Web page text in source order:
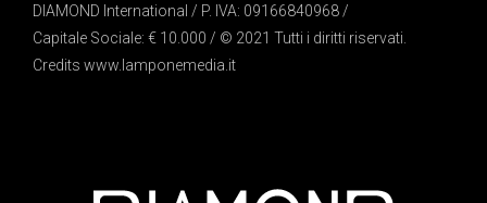
DIAMOND International / P. IVA: 09166840968 /
Capitale Sociale: € 10.000 / © 2021 Tutti i diritti riservati.
Credits www.lamponemedia.it